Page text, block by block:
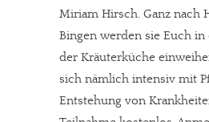
Miriam Hirsch. Ganz nach
Bingen werden sie Euch in
der Kräuterküche
sich nämlich intensiv mit
Entstehung von